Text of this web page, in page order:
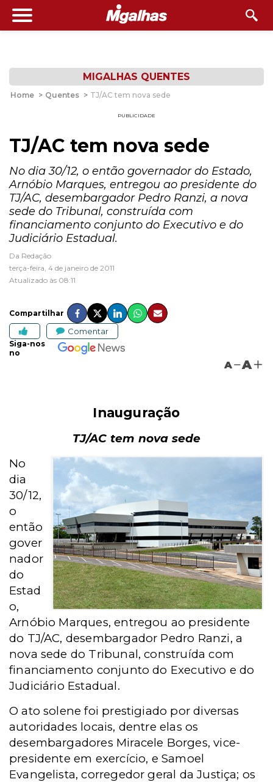
MIGALHAS QUENTES
Home > Quentes > TJ/AC tem nova sede
PUBLICIDADE
TJ/AC tem nova sede
No dia 30/12, o então governador do Estado,
Arnóbio Marques, entregou ao presidente do
TJ/AC, desembargador Pedro Ranzi, a nova
sede do Tribunal, construída com
financiamento conjunto do Executivo e do
Judiciário Estadual.
Da Redação
terça-feira, 4 de janeiro de 2011
Atualizado às 08:11
Compartilhar
Comentar
Siga-nos
no
A A
Inauguração
TJ/AC tem nova sede
No
dia
30/12,
o
então
gover
nador
do
Estad
o,
Arnóbio Marques, entregou ao presidente
do TJ/AC, desembargador Pedro Ranzi, a
nova sede do Tribunal, construída com
financiamento conjunto do Executivo e do
Judiciário Estadual.
O ato solene foi prestigiado por diversas
autoridades locais, dentre elas os
desembargadores Miracele Borges, vice-
presidente em exercício, e Samoel
Evangelista, corregedor geral da Justiça; os